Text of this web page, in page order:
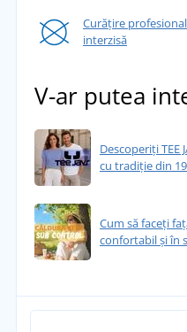
Curățire
interzisă
V-ar putea
Descoperiți TEE
cu tradiție din
Cum să faceți
confortabil și în